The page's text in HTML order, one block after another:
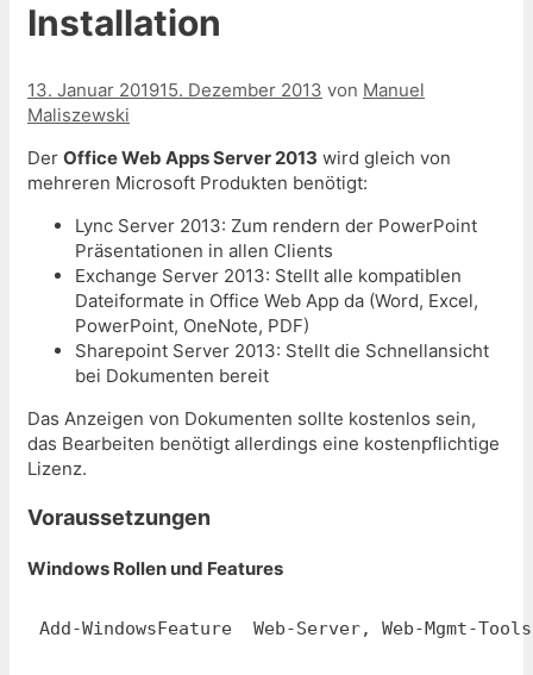
Installation
13. Januar 201915. Dezember 2013 von Manuel
Maliszewski
Der Office Web Apps Server 2013 wird gleich von
mehreren Microsoft Produkten benötigt:
Lync Server 2013: Zum rendern der PowerPoint
Präsentationen in allen Clients
Exchange Server 2013: Stellt alle kompatiblen
Dateiformate in Office Web App da (Word, Excel,
PowerPoint, OneNote, PDF)
Sharepoint Server 2013: Stellt die Schnellansicht
bei Dokumenten bereit
Das Anzeigen von Dokumenten sollte kostenlos sein,
das Bearbeiten benötigt allerdings eine kostenpflichtige
Lizenz.
Voraussetzungen
Windows Rollen und Features
Add-WindowsFeature  Web-Server, Web-Mgmt-